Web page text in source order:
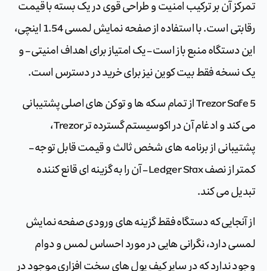
تمرکز آن بر ترکیب امنیت و طراحی قوی در یک بسته با قیمت
رقابتی است. با استفاده از صفحه نمایش لمسی 1.54 اینچی،
این دستگاه منبع باز است – یک امتیاز برای اهداف امنیتی – و
یک نسخه فقط بیت کوین نیز برای خرید در دسترس است.
Trezor Safe 5 از تمام سکه ها و توکن های اصلی پشتیبانی
می کند و ادغام آن در اکوسیستم گسترده تر Trezor،
پشتیبانی از برنامه های شخص ثالث و قیمت قابل توجه –
کمتر از نصف Ledger Stax – آن را به گزینه ای قانع کننده
تبدیل می کند.
از آنجایی که دستگاه فقط گزینه های ورودی صفحه نمایش
لمسی دارد، نگرانی هایی در مورد احساس لمس و دوام
وجود ندارد که در سایر کیف پول های سخت افزاری موجود در